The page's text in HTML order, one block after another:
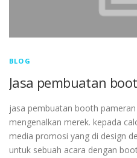
BLOG
Jasa pembuatan
jasa pembuatan booth
mengenalkan merek. kepada
media promosi yang di design
untuk sebuah acara dengan